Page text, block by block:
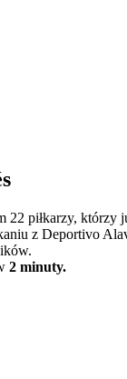
22 piłkarzy, którzy
z Deportivo
2 minuty.